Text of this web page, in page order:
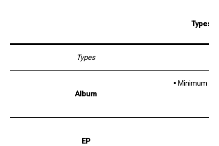
Types
Types
Album
▪ Minimum 7
EP